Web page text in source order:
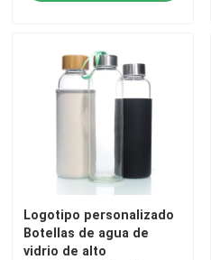
Logotipo personalizado
Botellas de agua de
vidrio de alto